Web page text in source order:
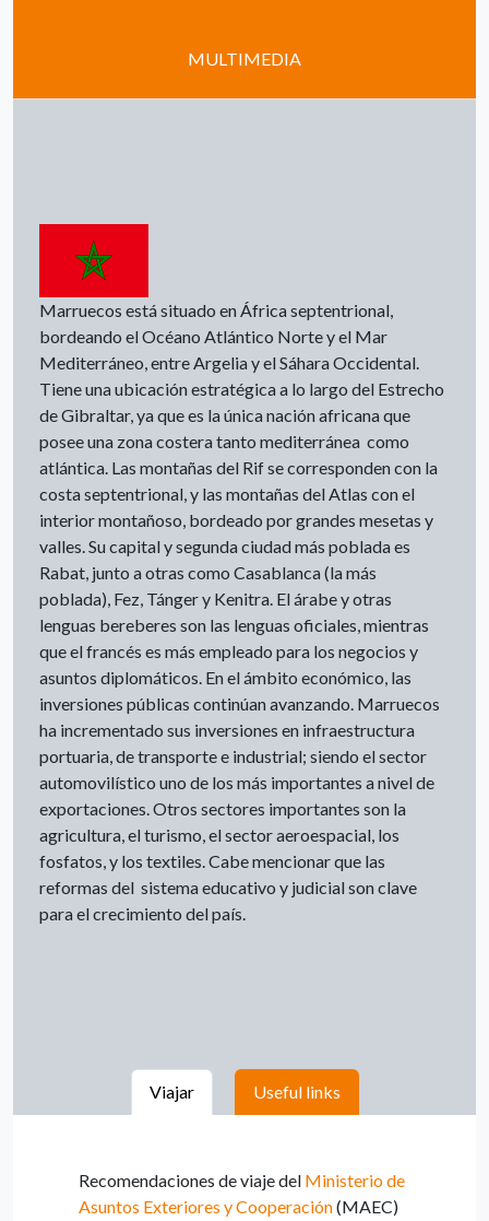
MULTIMEDIA
Marruecos está situado en África septentrional,
bordeando el Océano Atlántico Norte y el Mar
Mediterráneo, entre Argelia y el Sáhara Occidental.
Tiene una ubicación estratégica a lo largo del Estrecho
de Gibraltar, ya que es la única nación africana que
posee una zona costera tanto mediterránea como
atlántica. Las montañas del Rif se corresponden con la
costa septentrional, y las montañas del Atlas con el
interior montañoso, bordeado por grandes mesetas y
valles. Su capital y segunda ciudad más poblada es
Rabat, junto a otras como Casablanca (la más
poblada), Fez, Tánger y Kenitra. El árabe y otras
lenguas bereberes son las lenguas oficiales, mientras
que el francés es más empleado para los negocios y
asuntos diplomáticos. En el ámbito económico, las
inversiones públicas continúan avanzando. Marruecos
ha incrementado sus inversiones en infraestructura
portuaria, de transporte e industrial; siendo el sector
automovilístico uno de los más importantes a nivel de
exportaciones. Otros sectores importantes son la
agricultura, el turismo, el sector aeroespacial, los
fosfatos, y los textiles. Cabe mencionar que las
reformas del sistema educativo y judicial son clave
para el crecimiento del país.
Viajar Useful links
Recomendaciones de viaje del Ministerio de
Asuntos Exteriores y Cooperación(MAEC)